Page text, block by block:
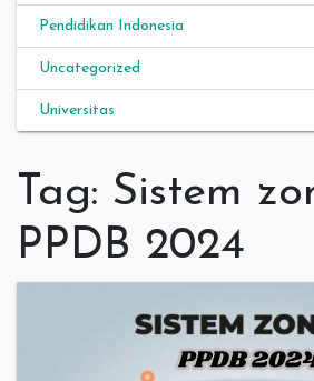
Pendidikan Indonesia
Uncategorized
Universitas
Tag: Sistem
PPDB 2024